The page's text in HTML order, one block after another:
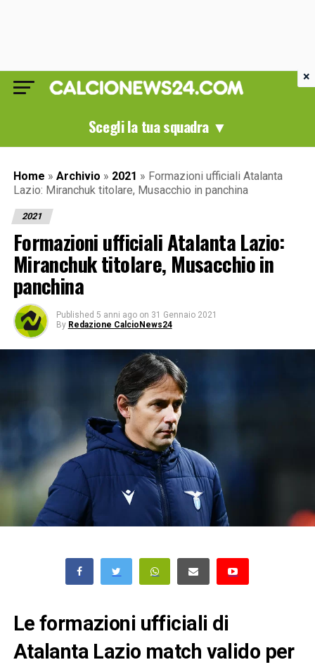
Scegli la tua squadra ▼
Home » Archivio » 2021 » Formazioni ufficiali Atalanta
Lazio: Miranchuk titolare, Musacchio in panchina
2021
Formazioni ufficiali Atalanta Lazio:
Miranchuk titolare, Musacchio in
panchina
Published 5 anni ago on 31 Gennaio 2021
By Redazione CalcioNews24
Le formazioni ufficiali di
Atalanta Lazio match valido per
×